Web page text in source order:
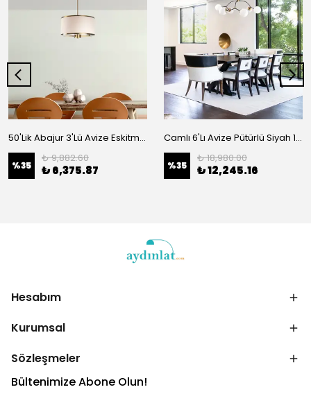
50'Lik Abajur 3'Lü Avize Eskitme 11650
%35
₺ 9,882.60
₺ 6,375.87
Camlı 6'Lı Avize Pütürlü Siyah 1021
%35
₺ 18,980.00
₺ 12,245.16
Hesabım
Kurumsal
Sözleşmeler
Bültenimize Abone Olun!